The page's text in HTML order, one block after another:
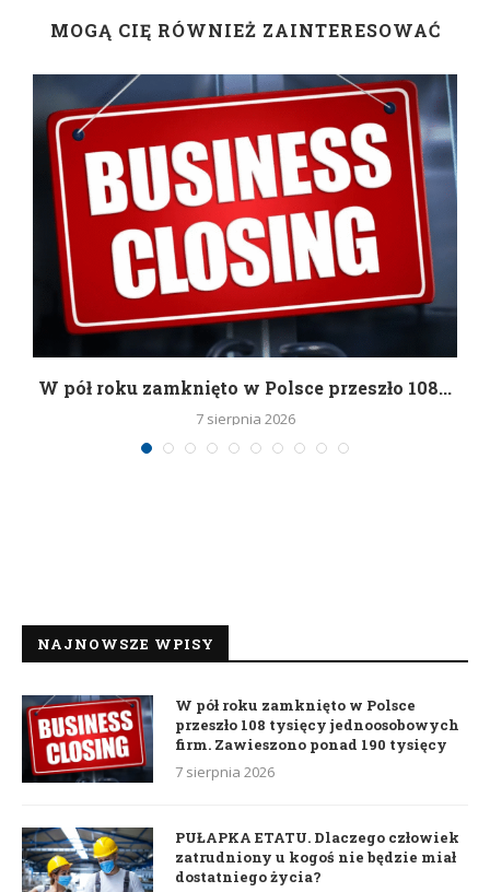
MOGĄ CIĘ RÓWNIEŻ ZAINTERESOWAĆ
W pół roku zamknięto w Polsce przeszło 108...
7 sierpnia 2026
NAJNOWSZE WPISY
W pół roku zamknięto w Polsce
przeszło 108 tysięcy jednoosobowych
firm. Zawieszono ponad 190 tysięcy
7 sierpnia 2026
PUŁAPKA ETATU. Dlaczego człowiek
zatrudniony u kogoś nie będzie miał
dostatniego życia?